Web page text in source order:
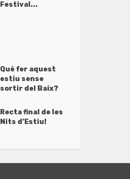
Festival...
Què fer aquest
estiu sense
sortir del Baix?
Recta final de les
Nits d’Estiu!